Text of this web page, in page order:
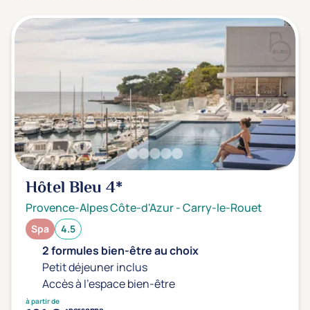
Note de nos clients
D'après notre partenaire Avis-Vérifiés
Parfait: 4.5+
Excellent: 4+
Très bien: 3.5+
Bord de mer
Ville
Montagne
Campagne
Hôtel Bleu4*
Provence-Alpes Côte-d'Azur-Carry-le-Rouet
Spa 4.5
2 formules bien-être au choix
Petit déjeuner inclus
Accès à l'espace bien-être
à partir de